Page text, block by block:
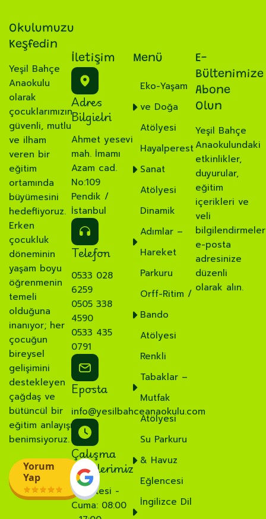
Okulumuzu
Keşfedin
Yeşil Bahçe
Anaokulu
olarak
çocuklarımızın
güvenli, mutlu
ve ilham
veren bir
eğitim
ortamında
büyümesini
hedefliyoruz.
Erken
çocukluk
döneminin
yaşam boyu
öğrenmenin
temeli
olduğuna
inanıyor; her
çocuğun
bireysel
gelişimini
destekleyen
çağdaş ve
bütüncül bir
eğitim anlayışı
benimsiyoruz.
Yorum
Yap
İletişim
Adres
Bilgielri
Ahmet yesevi
mah. İmamı
Azam cad.
No:109
Pendik /
İstanbul
Telefon
0533 028
6259
0505 338
4590
0533 435
0791
Eposta
info@yesilbahceanaokulu.com
Çalışma
Saatlerimiz
Pazartesi -
Cuma: 08:00
Menü
Eko-Yaşam
ve Doğa
Atölyesi
Hayalperest
Sanat
Atölyesi
Dinamik
Adımlar –
Hareket
Parkuru
Orff-Ritim /
Bando
Atölyesi
Renkli
Tabaklar –
Mutfak
Atölyesi
Su Parkuru
& Havuz
Eğlencesi
İngilizce Dil
E-
Bültenimize
Abone
Olun
Yeşil Bahçe
Anaokulundaki
etkinlikler,
duyurular,
eğitim
içerikleri ve
veli
e-posta
adresinize
düzenli
olarak alın.